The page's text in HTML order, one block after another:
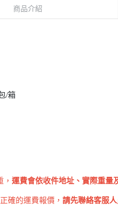
商品介紹
/箱
運費會依收件地址、實際重量
確的運費報價， 請先聯絡客服